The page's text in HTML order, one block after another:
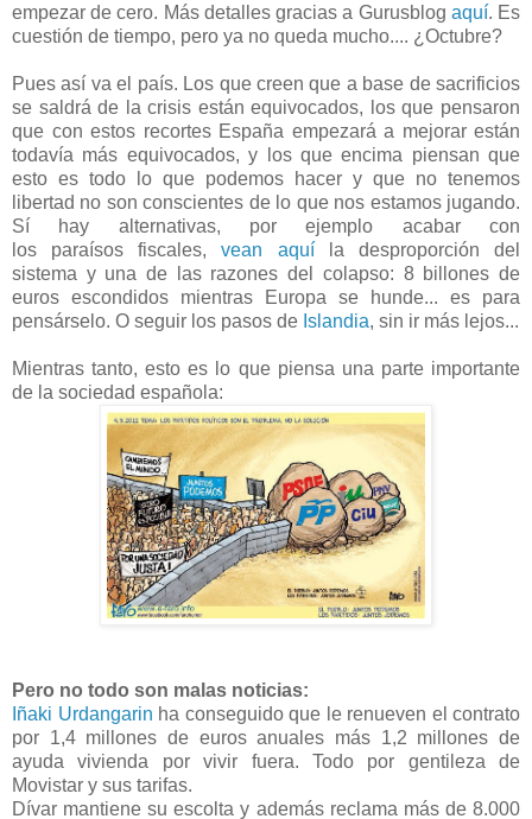
empezar de cero. Más detalles gracias a Gurusblog aquí. Es
cuestión de tiempo, pero ya no queda mucho.... ¿Octubre?
Pues así va el país. Los que creen que a base de sacrificios
se saldrá de la crisis están equivocados, los que pensaron
que con estos recortes España empezará a mejorar están
todavía más equivocados, y los que encima piensan que
esto es todo lo que podemos hacer y que no tenemos
libertad no son conscientes de lo que nos estamos jugando.
Sí hay alternativas, por ejemplo acabar con
los paraísos fiscales,vean aquíla desproporción del
sistema y una de las razones del colapso: 8 billones de
euros escondidos mientras Europa se hunde... es para
pensárselo. O seguir los pasos de Islandia, sin ir más lejos...
Mientras tanto, esto es lo que piensa una parte importante
de la sociedad española:
Pero no todo son malas noticias:
Iñaki Urdangarin ha conseguido que le renueven el contrato
por 1,4 millones de euros anuales más 1,2 millones de
ayuda vivienda por vivir fuera. Todo por gentileza de
Movistar y sus tarifas.
Dívar mantiene su escolta y además reclama más de 8.000